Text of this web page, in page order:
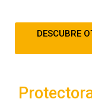
DESCUBRE